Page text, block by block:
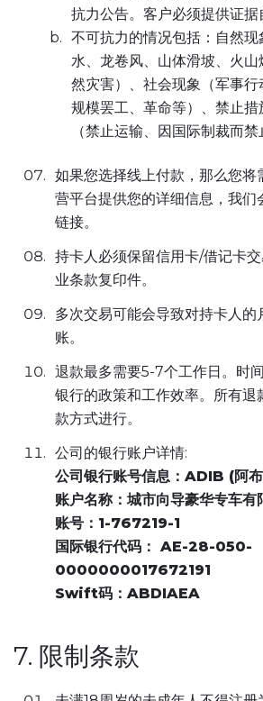
抗力公告。客户必须提供证据
不可抗力的情况包括：自然
水、龙卷风、山体滑坡、火山
然灾害）、社会现象（军事行
规模罢工、革命等）、禁止
（禁止运输、因国际制裁而禁
如果您选择线上付款，那么您将
营平台提供您的详细信息，我们
链接。
持卡人必须保留信用卡/借记卡
业条款复印件。
多次交易可能会导致对持卡人的
账。
退款最多需要5-7个工作日。时
银行的政策和工作效率。所有退
款方式进行。
公司的银行账户详情:
公司银行账号信息：ADIB (阿
账户名称：城市向导豪华专车有
账号：1-767219-1
国际银行代码： AE-28-050-
0000000017672191
Swift码：ABDIAEA
7. 限制条款